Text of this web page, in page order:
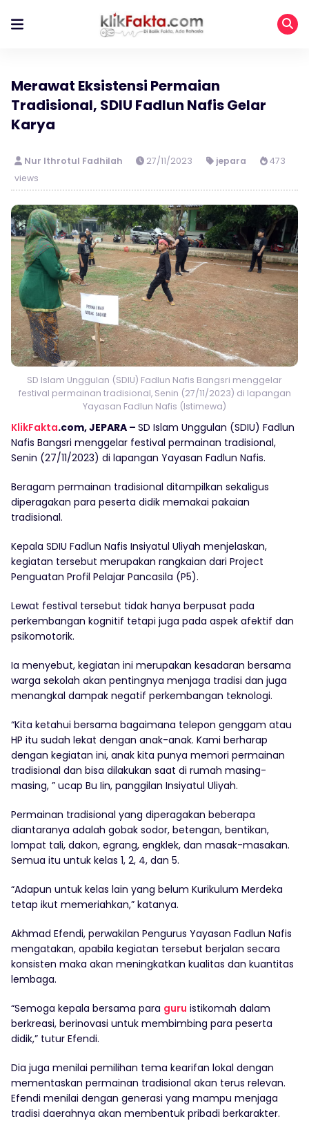
Merawat Eksistensi Permaian
Tradisional, SDIU Fadlun Nafis Gelar
Karya
Nur Ithrotul Fadhilah 27/11/2023 jepara
473
views
SD Islam Unggulan (SDIU) Fadlun Nafis Bangsri menggelar
festival permainan tradisional, Senin (27/11/2023) di lapangan
Yayasan Fadlun Nafis (Istimewa)
KlikFakta.com, JEPARA – SD Islam Unggulan (SDIU) Fadlun
Nafis Bangsri menggelar festival permainan tradisional,
Senin (27/11/2023) di lapangan Yayasan Fadlun Nafis.
Beragam permainan tradisional ditampilkan sekaligus
diperagakan para peserta didik memakai pakaian
tradisional.
Kepala SDIU Fadlun Nafis Insiyatul Uliyah menjelaskan,
kegiatan tersebut merupakan rangkaian dari Project
Penguatan Profil Pelajar Pancasila (P5).
Lewat festival tersebut tidak hanya berpusat pada
perkembangan kognitif tetapi juga pada aspek afektif dan
psikomotorik.
Ia menyebut, kegiatan ini merupakan kesadaran bersama
warga sekolah akan pentingnya menjaga tradisi dan juga
menangkal dampak negatif perkembangan teknologi.
“Kita ketahui bersama bagaimana telepon genggam atau
HP itu sudah lekat dengan anak-anak. Kami berharap
dengan kegiatan ini, anak kita punya memori permainan
tradisional dan bisa dilakukan saat di rumah masing-
masing, ” ucap Bu Iin, panggilan Insiyatul Uliyah.
Permainan tradisional yang diperagakan beberapa
diantaranya adalah gobak sodor, betengan, bentikan,
lompat tali, dakon, egrang, engklek, dan masak-masakan.
Semua itu untuk kelas 1, 2, 4, dan 5.
“Adapun untuk kelas lain yang belum Kurikulum Merdeka
tetap ikut memeriahkan,” katanya.
Akhmad Efendi, perwakilan Pengurus Yayasan Fadlun Nafis
mengatakan, apabila kegiatan tersebut berjalan secara
konsisten maka akan meningkatkan kualitas dan kuantitas
lembaga.
“Semoga kepala bersama para guru istikomah dalam
berkreasi, berinovasi untuk membimbing para peserta
didik,” tutur Efendi.
Dia juga menilai pemilihan tema kearifan lokal dengan
mementaskan permainan tradisional akan terus relevan.
Efendi menilai dengan generasi yang mampu menjaga
tradisi daerahnya akan membentuk pribadi berkarakter.